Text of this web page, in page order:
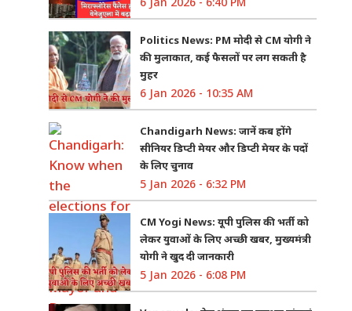
Politics News: PM मोदी से CM योगी ने
की मुलाकात, कई फैसलों पर लग सकती है
मुहर
6 Jan 2026 - 10:35 AM
Chandigarh News: जानें कब होंगे
सीनियर डिप्टी मेयर और डिप्टी मेयर के पदों
के लिए चुनाव
5 Jan 2026 - 6:32 PM
CM Yogi News: यूपी पुलिस की भर्ती को
लेकर युवाओं के लिए अच्छी खबर, मुख्यमंत्री
योगी ने खुद दी जानकारी
5 Jan 2026 - 6:08 PM